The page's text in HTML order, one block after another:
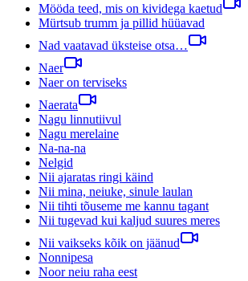
Mööda teed, mis on kividega kaetud
Mürtsub trumm ja pillid hüüavad
Nad vaatavad üksteise otsa…
Naer
Naer on terviseks
Naerata
Nagu linnutiivul
Nagu merelaine
Na-na-na
Nelgid
Nii ajaratas ringi käind
Nii mina, neiuke, sinule laulan
Nii tihti tõuseme me kannu tagant
Nii tugevad kui kaljud suures meres
Nii vaikseks kõik on jäänud
Nonnipesa
Noor neiu raha eest